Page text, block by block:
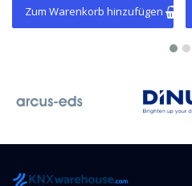
Zum Warenkorb hinzufügen